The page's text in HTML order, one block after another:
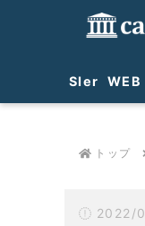
SIer WEB
トップ
2022/